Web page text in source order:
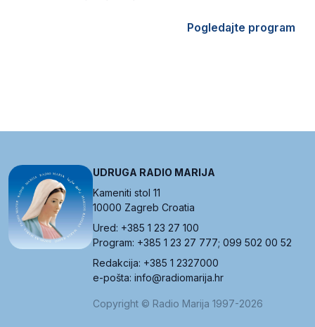
Pogledajte program
UDRUGA RADIO MARIJA
Kameniti stol 11
10000 Zagreb Croatia
Ured: +385 1 23 27 100
Program: +385 1 23 27 777; 099 502 00 52
Redakcija: +385 1 2327000
e-pošta: info@radiomarija.hr
Copyright © Radio Marija 1997-2026